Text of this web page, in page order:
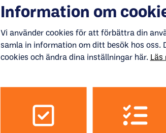
Påfyllning och byte
Information om
Vi använder cookies för att förbättra din
samla in information om ditt besök hos oss.
cookies och ändra dina inställningar här. Läs